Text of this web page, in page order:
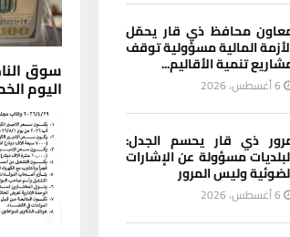
محافظ ذي قار يحمّل
المالية مسؤولية توقف
تنمية الأقاليم...
6 أغسطس، 2026
ذي قار يحسم الجدل:
مسؤولة عن الإشارات
وليس المرور
6 أغسطس، 2026
سوق
اليوم